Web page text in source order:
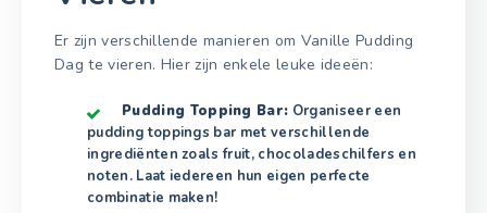
Er zijn verschillende manieren om Vanille Pudding
Dag te vieren. Hier zijn enkele leuke ideeën:
Pudding Topping Bar: Organiseer een
pudding toppings bar met verschillende
ingrediënten zoals fruit, chocoladeschilfers en
noten. Laat iedereen hun eigen perfecte
combinatie maken!